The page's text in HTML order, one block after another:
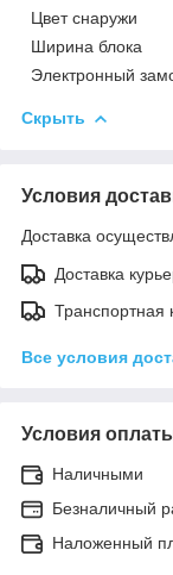
Цвет снаружи
Ширина блока
Электронный
Скрыть
Условия
Доставка
Доставка
Транспортная
Все условия
Условия
Наличными
Безналичный
Наложенный